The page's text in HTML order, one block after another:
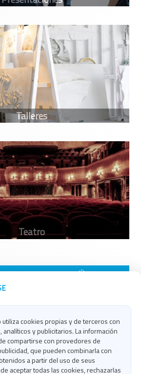
cookies propias y de terceros con
analíticos y publicitarios. La información
compartirse con provedores de
que pueden combinarla con
a partir del uso de seus
aceptar todas las cookies, rechazarlas
Ocio en Lugo
Ocio en Ourense
Ocio en Pontevedra
Ocio en Santiago
Ocio en Vigo